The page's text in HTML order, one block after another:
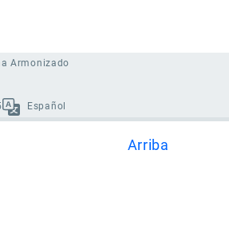
Armonizado
Español
Arriba